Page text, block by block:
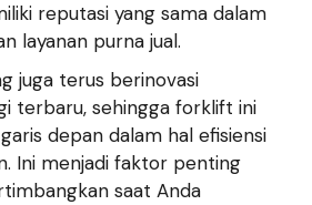
reputasi yang sama dalam
layanan purna jual.
juga terus berinovasi
terbaru, sehingga forklift ini
depan dalam hal efisiensi
Ini menjadi faktor penting
saat Anda